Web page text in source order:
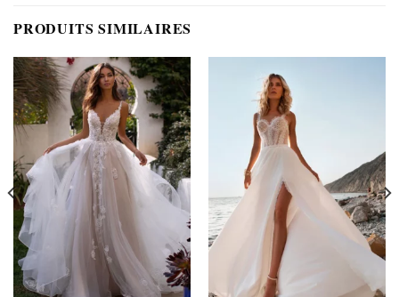
PRODUITS SIMILAIRES